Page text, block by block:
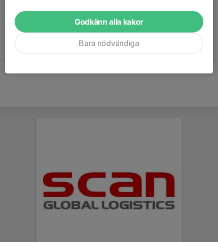
Godkänn alla kakor
Bara nödvändiga